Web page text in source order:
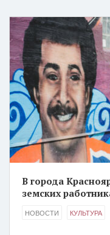
В города
земских
НОВОСТИ КУЛЬТУРА